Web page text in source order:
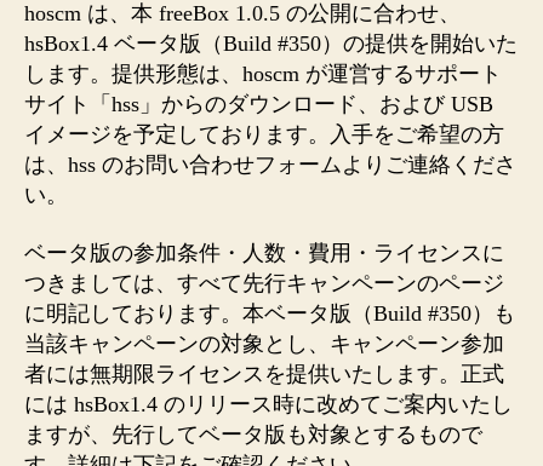
hoscm は、本 freeBox 1.0.5 の公開に合わせ、
hsBox1.4 ベータ版（Build #350）の提供を開始いた
します。提供形態は、hoscm が運営するサポート
サイト「hss」からのダウンロード、および USB
イメージを予定しております。入手をご希望の方
は、hss のお問い合わせフォームよりご連絡くださ
い。
ベータ版の参加条件・人数・費用・ライセンスに
つきましては、すべて先行キャンペーンのページ
に明記しております。本ベータ版（Build #350）も
当該キャンペーンの対象とし、キャンペーン参加
者には無期限ライセンスを提供いたします。正式
には hsBox1.4 のリリース時に改めてご案内いたし
ますが、先行してベータ版も対象とするもので